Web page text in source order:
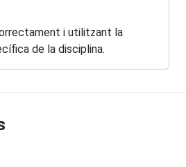
i utilitzant la
de la disciplina.